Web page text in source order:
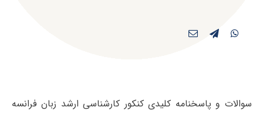
سوالات و پاسخنامه کلیدی کنکور کارشناسی ارشد زبان فرانسه